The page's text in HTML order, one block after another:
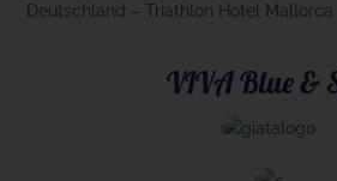
Deutschland – Triathlon Hotel Mallorca
VIVA Blue &